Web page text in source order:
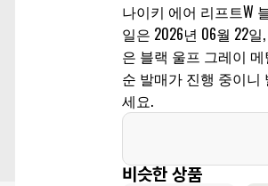
나이키 에어 리프트W
일은 2026년 06월 22일
은 블랙 울프 그레이
순 발매가 진행 중이니
세요.
비슷한 상품